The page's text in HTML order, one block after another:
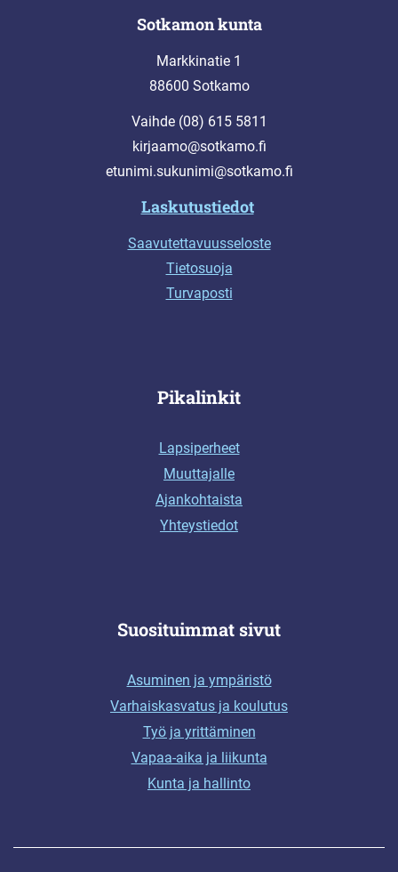
Sotkamon kunta
Markkinatie 1
88600 Sotkamo
Vaihde (08) 615 5811
kirjaamo@sotkamo.fi
etunimi.sukunimi@sotkamo.fi
Laskutustiedot
Saavutettavuusseloste
Tietosuoja
Turvaposti
Pikalinkit
Lapsiperheet
Muuttajalle
Ajankohtaista
Yhteystiedot
Suosituimmat sivut
Asuminen ja ympäristö
Varhaiskasvatus ja koulutus
Työ ja yrittäminen
Vapaa-aika ja liikunta
Kunta ja hallinto